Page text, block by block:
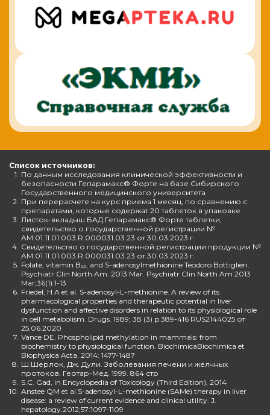
Список источников:
1. По данным исследования клинической эффективности и
безопасности Гепарамакс® Форте на базе Сибирского
Государственного медицинского университета
2. При перерасчете на курс приема 1 месяц, по сравнению с
препаратами, которые содержат 20 таблеток в упаковке
3. Листок-вкладыш БАД Гепарамакс® Форте таблетки,
свидетельство о государственной регистрации №
AM.01.11.01.003.R.000031.03.23 от 30.03.2023 г.
4. Свидетельство о государственной регистрации продукции №
AM.01.11.01.003.R.000031.03.23 от 30.03.2023 г.
5. Folate, vitamin B₁₂, and S-adenosylmethionine Teodoro Bottiglieri.
Psychiatr Clin North Am. 2013 Mar. Psychiatr Clin North Am 2013
Mar;36(1):1-13
6. Friedel, H A et al. S-adenosyl-L-methionine. A review of its
pharmacological properties and therapeutic potential in liver
dysfunction and affective disorders in relation to its physiological role
in cell metabolism. Drugs. 1989; 38 (3) p.389-416 RUS2144025 от
25.06.2020
7. Vance DE. Phospholipid methylation in mammals: from
biochemistry to physiological function. BiochimicaBiochimica et
Biophysica Acta. 2014: 1477-1487
8. Ш.Шерлок, Дж. Дули. Заболевания печени и желчных
протоков. Геотар-Мед. 1999. 864 стр
9. S.C. Gad, in Encyclopedia of Toxicology (Third Edition), 2014
10. Anstee QM et al.S-adenosyl-L-methionine (SAMe) therapy in liver
disease: a review of current evidence and clinical utility. J.
hepatology.2012;57:1097-1109